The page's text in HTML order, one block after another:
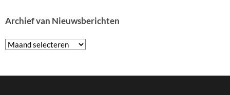
Archief van Nieuwsberichten